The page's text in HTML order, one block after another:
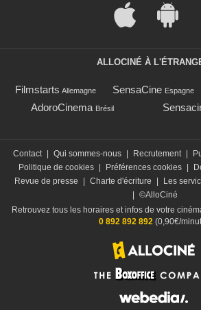
ALLOCINÉ À
Filmstarts Allemagne SensaCine Espagne
AdoroCinema Brésil
Contact Qui sommes-nous Recrutement
Politique de cookies
Préférences cookies
Revue de presse
Charte d'écriture Les
©AlloCiné
Retrouvez tous les horaires et infos de votre
0 892 892 892(0,90€/